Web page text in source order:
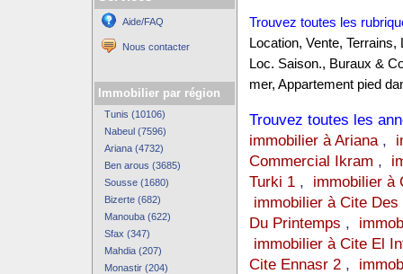
Aide/FAQ
Nous contacter
Immobilier par région
Tunis (10106)
Nabeul (7596)
Ariana (4732)
Ben arous (3685)
Sousse (1680)
Bizerte (682)
Manouba (622)
Sfax (347)
Mahdia (207)
Monastir (204)
Trouvez toutes les
Location, Vente,
Loc. Saison., Buraux &
mer, Appartement pied
Trouvez toutes les
immobilier à Ariana,
Commercial Ikram ,
Turki 1, immobilier à
immobilier à Cite Des
Du Printemps ,
immobilier à Cite El
Cite Ennasr 2,